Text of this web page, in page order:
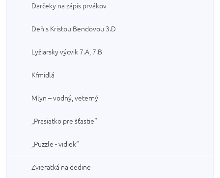
Darčeky na zápis prvákov
Deň s Kristou Bendovou 3.D
Lyžiarsky výcvik 7.A, 7.B
Kŕmidlá
Mlyn – vodný, veterný
„Prasiatko pre šťastie“
„Puzzle - vidiek“
Zvieratká na dedine